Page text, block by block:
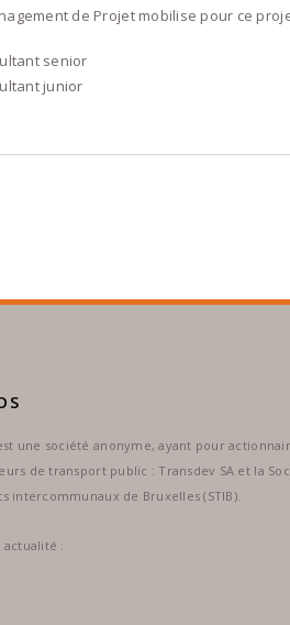
de Projet mobilise pour ce
senior
junior
une société anonyme, ayant pour
de transport public : Transdev SA et la
intercommunaux de Bruxelles (STIB).
actualité :